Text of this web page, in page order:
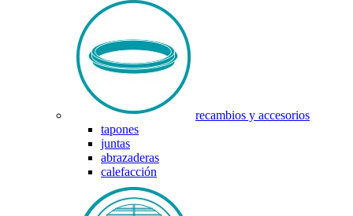
recambios y accesorios
tapones
juntas
abrazaderas
calefacción